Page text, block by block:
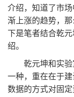
介绍，知道了市
渐上涨的趋势，
下是笔者结合乾
绍。
乾元坤和实
一种，重在在于
数据的方式对固